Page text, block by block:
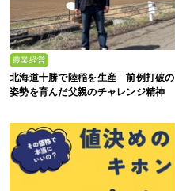
農業経営
北海道十勝で陸稲を生産 前例打破の
姿勢を育んだ父親のチャレンジ精神